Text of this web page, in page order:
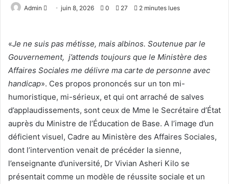
Admin
o
y
e
u
r
r
i
juin 8, 2026 0 27 2 minutes lues
«Je ne suis pas métisse, mais albinos. Soutenue par le
Gouvernement, j’attends toujours que le Ministère des
Affaires Sociales me délivre ma carte de personne avec
handicap». Ces propos prononcés sur un ton mi-
humoristique, mi-sérieux, et qui ont arraché de salves
d’applaudissements, sont ceux de Mme le Secrétaire d’État
auprès du Ministre de l’Éducation de Base. A l’image d’un
déficient visuel, Cadre au Ministère des Affaires Sociales,
dont l’intervention venait de précéder la sienne,
l’enseignante d’université, Dr Vivian Asheri Kilo se
présentait comme un modèle de réussite sociale et un